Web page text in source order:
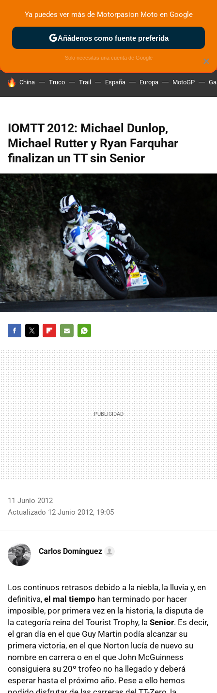
MENÚ NUEVO
ZONA DE PRUEBAS DEPORTIVAS MOTOS ELÉCTRICAS
HOY SE HABLA DE
China Truco Trail España Europa MotoGP
IOMTT 2012: Michael Dunlop,
Michael Rutter y Ryan Farquhar
finalizan un TT sin Senior
MAIL
11 Junio 2012
Actualizado 12 Junio 2012, 19:05
Carlos Domínguez
Los continuos retrasos debido a la niebla, la lluvia y, en
definitiva, el mal tiempo han terminado por hacer
imposible, por primera vez en la historia, la disputa de
la categoría reina del Tourist Trophy, la Senior. Es decir,
el gran día en el que Guy Martin podía alcanzar su
primera victoria, en el que Norton lucía de nuevo su
nombre en carrera o en el que John McGuinness
consiguiera su 20º trofeo no ha llegado y deberá
esperar hasta el próximo año. Pese a ello hemos
×
Ya puedes ver más de Motorpasion Moto en Google
Añádenos como fuente preferida
Solo necesitas una cuenta de Google